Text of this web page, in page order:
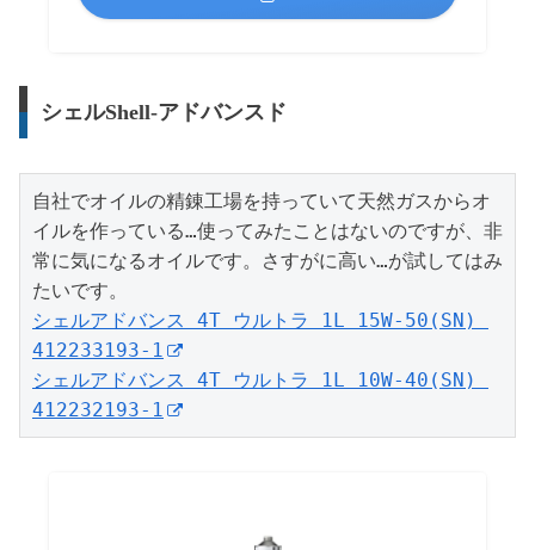
シェルShell-アドバンスド
自社でオイルの精錬工場を持っていて天然ガスからオ
イルを作っている…使ってみたことはないのですが、非
常に気になるオイルです。さすがに高い…が試してはみ
シェルアドバンス 4T ウルトラ 1L 15W-50(SN)
412233193-1
シェルアドバンス 4T ウルトラ 1L 10W-40(SN)
412232193-1